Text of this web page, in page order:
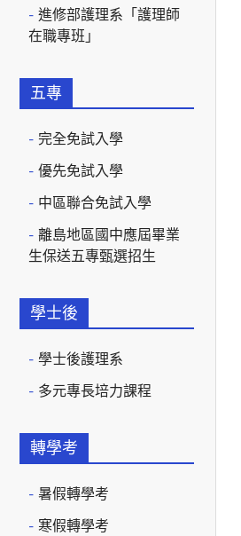
進修部護理系「護理師
在職專班」
五專
完全免試入學
優先免試入學
中區聯合免試入學
離島地區國中應屆畢業
生保送五專甄選招生
學士後
學士後護理系
多元專長培力課程
轉學考
暑假轉學考
寒假轉學考